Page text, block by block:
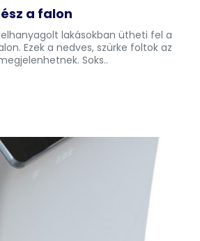
a falon
lakásokban ütheti fel a
Ezek a nedves, szürke foltok az
Soks..